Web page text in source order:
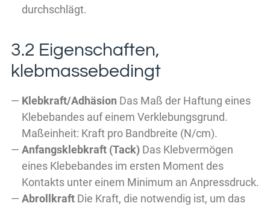
durchschlägt.
3.2 Eigenschaften,
klebmassebedingt
Klebkraft/Adhäsion Das Maß der Haftung eines
Klebebandes auf einem Verklebungsgrund.
Maßeinheit: Kraft pro Bandbreite (N/cm).
Anfangsklebkraft (Tack) Das Klebvermögen
eines Klebebandes im ersten Moment des
Kontakts unter einem Minimum an Anpressdruck.
Abrollkraft Die Kraft, die notwendig ist, um das